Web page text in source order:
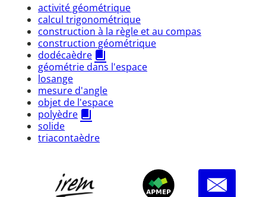
activité géométrique
calcul trigonométrique
construction à la règle et au compas
construction géométrique
dodécaèdre
géométrie dans l'espace
losange
mesure d'angle
objet de l'espace
polyèdre
solide
triacontaèdre